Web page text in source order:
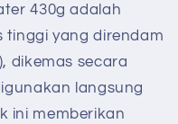
430g adalah
yang direndam
dikemas secara
langsung
ini memberikan